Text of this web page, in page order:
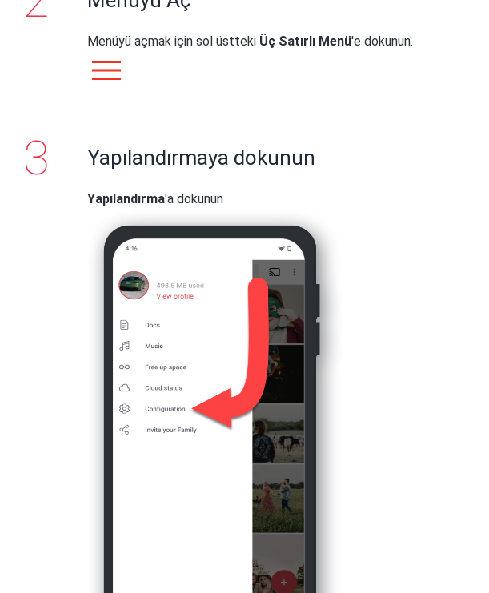
Menüyü açmak için sol üstteki Üç Satırlı Menü'e dokunun.
Yapılandırmaya dokunun
Yapılandırma'a dokunun